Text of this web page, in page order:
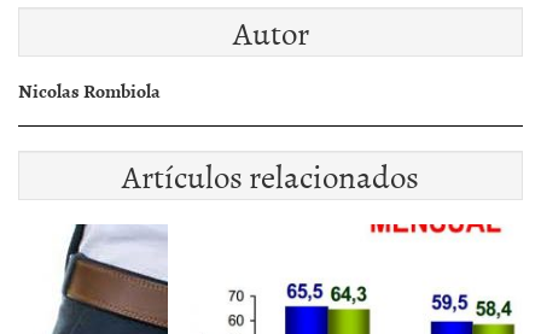
Autor
Nicolas Rombiola
Artículos relacionados